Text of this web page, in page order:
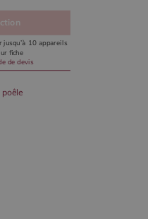
jusqu’à 10 appareils
fiche
de devis